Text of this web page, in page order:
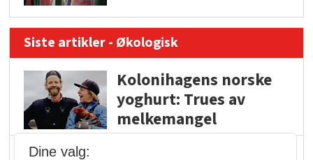
Siste artikler - Økologisk
Kolonihagens norske
yoghurt: Trues av
melkemangel
Dine valg: